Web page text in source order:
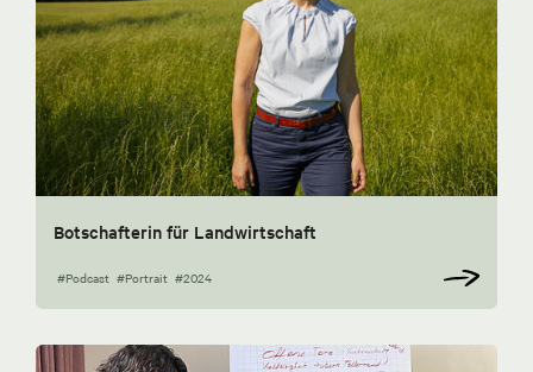
Botschafterin für Landwirtschaft
#Podcast #Portrait #2024